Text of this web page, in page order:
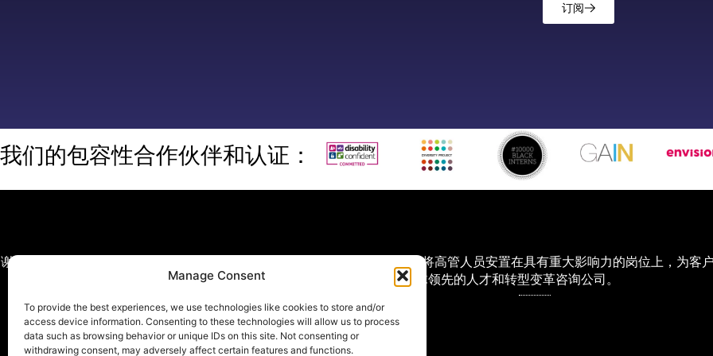
Manage Consent
To provide the best experiences, we use technologies like cookies to store and/or
access device information. Consenting to these technologies will allow us to process
data such as browsing behavior or unique IDs on this site. Not consenting or
withdrawing consent, may adversely affect certain features and functions.
订阅
我们的包容性合作伙伴和认证：
谢菲尔德-霍沃斯是一家全球性咨询公司，成立于 1993 年。我们年复一年地将高管人员安置在具有重大影响力的岗位上，为客
万变的世界中赢得竞争优势。我们的愿景是成为全球领先的人才和转型变革咨询公司。